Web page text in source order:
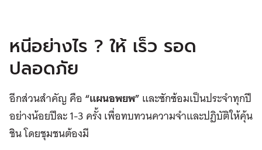
หนีอย่างไร ? ให้ เร็ว รอด
ปลอดภัย
อีกส่วนสำคัญ คือ “แผนอพยพ”และซักซ้อมเป็นประจำทุกปี
อย่างน้อยปีละ 1-3 ครั้ง เพื่อทบทวนความจำและปฏิบัติให้คุ้น
ชิน โดยชุมชนต้องมี